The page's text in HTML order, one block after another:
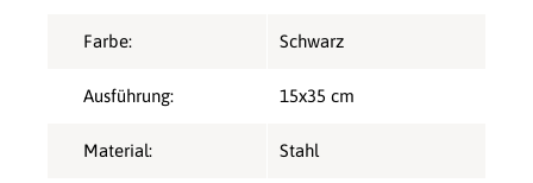
Farbe: Schwarz
Ausführung: 15x35 cm
Material: Stahl